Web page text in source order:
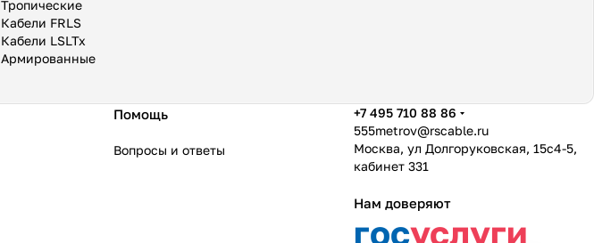
Тропические
Кабели FRLS
Кабели LSLTx
Армированные
Помощь
Вопросы и ответы
+7 495 710 88 86
555metrov@rscable.ru
Москва, ул Долгоруковская, 15с4-5,
кабинет 331
Нам доверяют
госуслуги